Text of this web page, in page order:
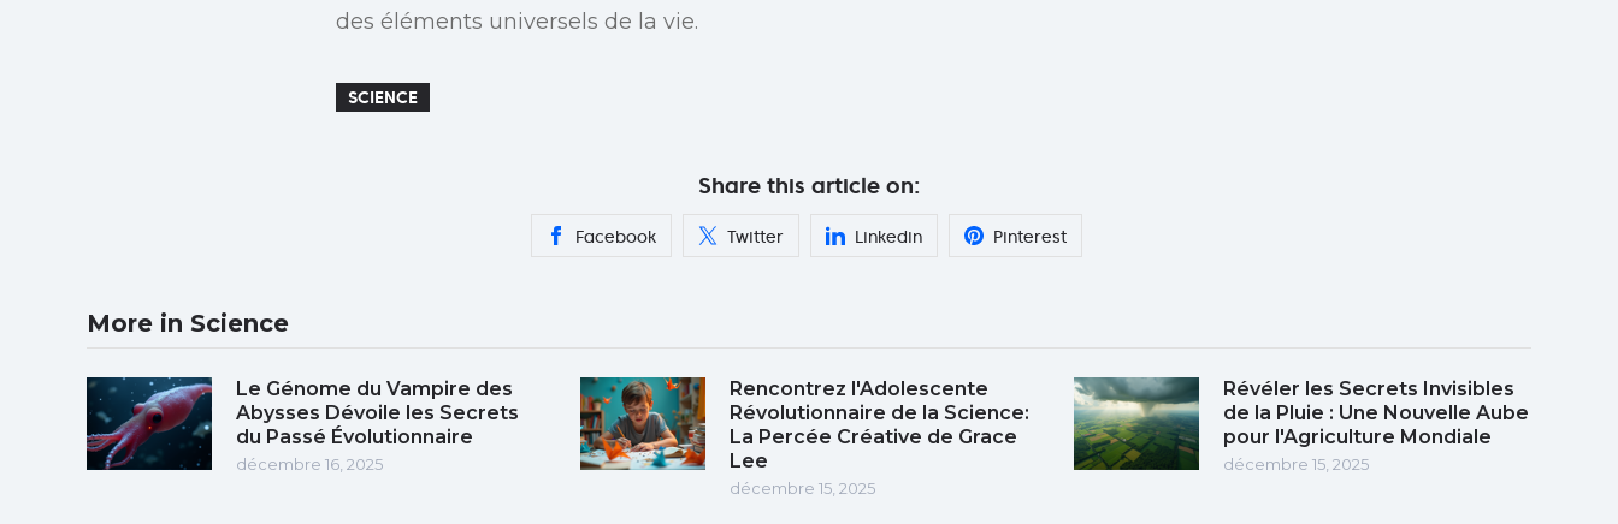
des éléments universels de la vie.
SCIENCE
Share this article on:
Facebook Twitter Linkedin Pinterest
More in Science
Le Génome du Vampire des
Abysses Dévoile les Secrets
du Passé Évolutionnaire
décembre 16, 2025
Rencontrez l'Adolescente
Révolutionnaire de la Science:
La Percée Créative de Grace
Lee
décembre 15, 2025
Révéler les Secrets Invisibles
de la Pluie : Une Nouvelle Aube
pour l'Agriculture Mondiale
décembre 15, 2025